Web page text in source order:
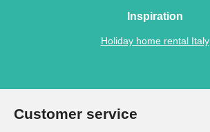
Inspiration
Holiday home rental Italy
Customer service